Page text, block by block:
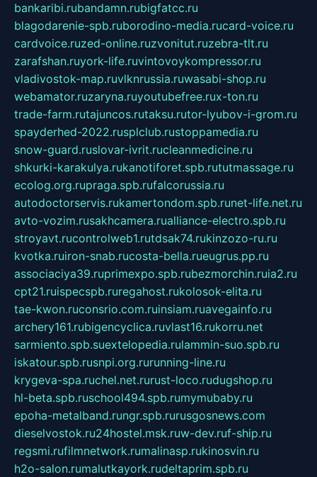
bankaribi.rubandamn.rubigfatcc.ru
blagodarenie-spb.ruborodino-media.rucard-voice.ru
cardvoice.ruzed-online.ruzvonitut.ruzebra-tlt.ru
zarafshan.ruyork-life.ruvintovoykompressor.ru
vladivostok-map.ruvlknrussia.ruwasabi-shop.ru
webamator.ruzaryna.ruyoutubefree.rux-ton.ru
trade-farm.rutajuncos.rutaksu.rutor-lyubov-i-grom.ru
spayderhed-2022.rusplclub.rustoppamedia.ru
snow-guard.ruslovar-ivrit.rucleanmedicine.ru
shkurki-karakulya.rukanotiforet.spb.rututmassage.ru
ecolog.org.rupraga.spb.rufalcorussia.ru
autodoctorservis.rukamertondom.spb.runet-life.net.ru
avto-vozim.rusakhcamera.rualliance-electro.spb.ru
stroyavt.rucontrolweb1.rutdsak74.rukinzozo-ru.ru
kvotka.ruiron-snab.rucosta-bella.rueugrus.pp.ru
associaciya39.ruprimexpo.spb.rubezmorchin.ruia2.ru
cpt21.ruispecspb.ruregahost.rukolosok-elita.ru
tae-kwon.ruconsrio.com.ruinsiam.ruavegainfo.ru
archery161.rubigencyclica.ruvlast16.rukorru.net
sarmiento.spb.suextelopedia.rulammin-suo.spb.ru
iskatour.spb.rusnpi.org.rurunning-line.ru
krygeva-spa.ruchel.net.rurust-loco.rudugshop.ru
hl-beta.spb.ruschool494.spb.rumymubaby.ru
epoha-metalband.rungr.spb.rurusgosnews.com
dieselvostok.ru24hostel.msk.ruw-dev.ruf-ship.ru
regsmi.rufilmnetwork.rumalinasp.rukinosvin.ru
h2o-salon.rumalutkayork.rudeltaprim.spb.ru